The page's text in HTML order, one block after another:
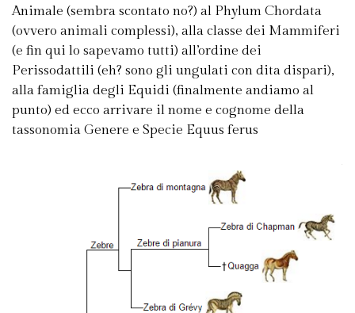
Animale (sembra scontato no?) al Phylum Chordata
(ovvero animali complessi), alla classe dei Mammiferi
(e fin qui lo sapevamo tutti) all’ordine dei
Perissodattili (eh? sono gli ungulati con dita dispari),
alla famiglia degli Equidi (finalmente andiamo al
punto) ed ecco arrivare il nome e cognome della
tassonomia Genere e Specie Equus ferus